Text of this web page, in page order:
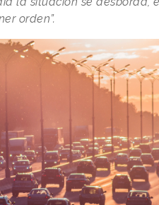
orden”.